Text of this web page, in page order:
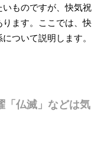
ものですが、快気祝
ます。ここでは、快
ついて説明します。
「仏滅」などは気